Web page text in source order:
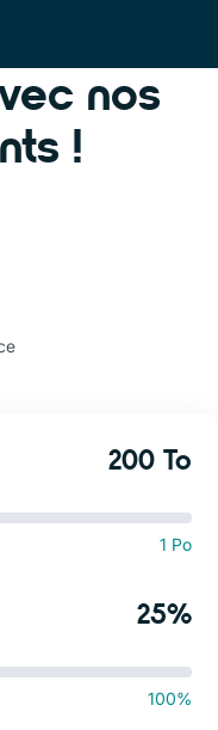
nos
!
200 To
1 Po
25%
100%